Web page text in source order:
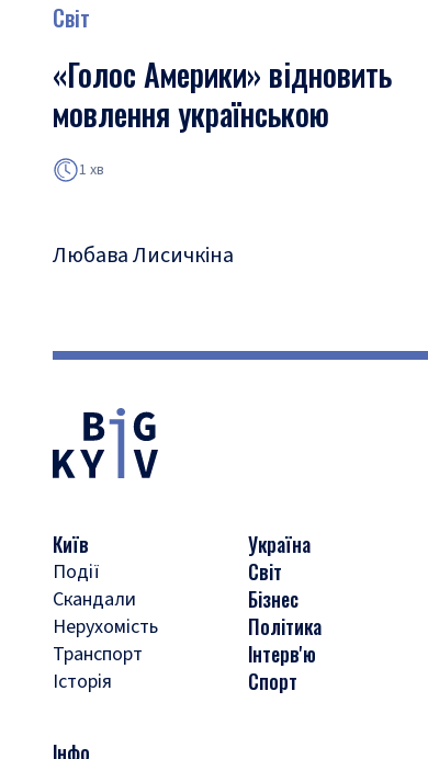
Світ
«Голос Америки» відновить
мовлення українською
1 хв
Любава Лисичкіна
Київ
Події
Скандали
Нерухомість
Транспорт
Історія
Україна
Світ
Бізнес
Політика
Інтерв'ю
Спорт
Інфо